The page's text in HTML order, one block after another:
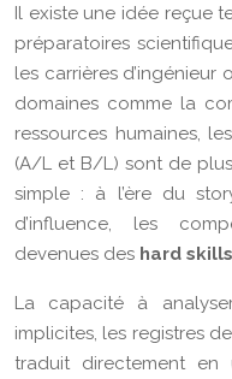
Il existe une idée reçue
préparatoires
les carrières d’ingénieur
domaines comme la
ressources humaines,
(A/L et B/L) sont de
simple : à l’ère du
d’influence, les
devenues des hard
La capacité à
implicites, les registres
traduit directement